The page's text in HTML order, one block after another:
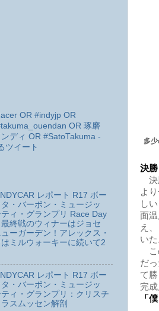
多
決
決
よ
し
面
え
いた
こ
だ
て
完
「
OR #indyjp OR
OR 琢磨
ディ OR #SatoTakuma -
ツイート
レポート R17 ボー
・バーボン・ミュージッ
ィ・グランプリ Race Day
終戦のウィナーはジョセ
ーガーデン！アレックス・
ミルウォーキーに続いて2
レポート R17 ボー
・バーボン・ミュージッ
ィ・グランプリ：クリスチ
スムッセン解剖